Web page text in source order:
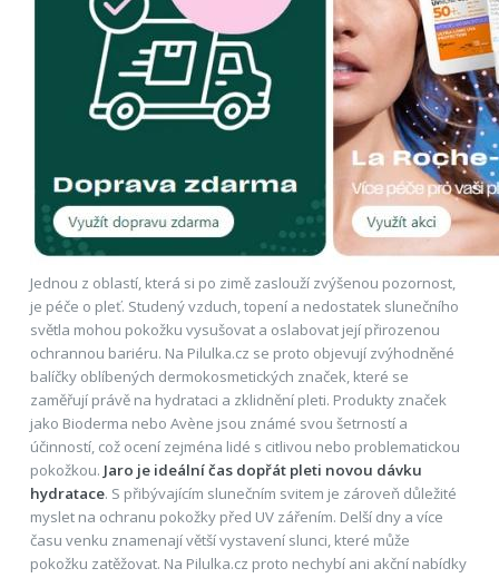
Jednou z oblastí, která si po zimě zaslouží zvýšenou pozornost,
je péče o pleť. Studený vzduch, topení a nedostatek slunečního
světla mohou pokožku vysušovat a oslabovat její přirozenou
ochrannou bariéru. Na Pilulka.cz se proto objevují zvýhodněné
balíčky oblíbených dermokosmetických značek, které se
zaměřují právě na hydrataci a zklidnění pleti. Produkty značek
jako Bioderma nebo Avène jsou známé svou šetrností a
účinností, což ocení zejména lidé s citlivou nebo problematickou
pokožkou. Jaro je ideální čas dopřát pleti novou dávku
hydratace. S přibývajícím slunečním svitem je zároveň důležité
myslet na ochranu pokožky před UV zářením. Delší dny a více
času venku znamenají větší vystavení slunci, které může
pokožku zatěžovat. Na Pilulka.cz proto nechybí ani akční nabídky